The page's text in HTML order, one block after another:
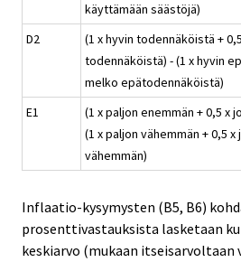
käyttämään säästöjä)
D2
(1 x hyvin todennäköistä +
todennäköistä) - (1 x hyvin
melko epätodennäköistä)
E1
(1 x paljon enemmän + 0,5 x
(1 x paljon vähemmän + 0,5
vähemmän)
Inflaatio-kysymysten (B5, B6)
prosenttivastauksista lasketaan
keskiarvo (mukaan itseisarvoltaan